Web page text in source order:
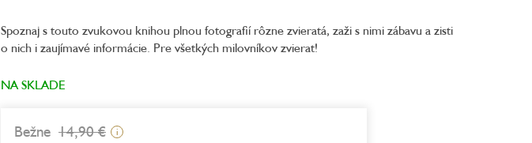
je
5,0
5
hviezdičiek.
Spoznaj s touto zvukovou knihou plnou fotografií rôzne zvieratá, zaži s nimi zábavu a zisti
o nich i zaujímavé informácie. Pre všetkých milovníkov zvierat!
NA SKLADE
14,90 € i